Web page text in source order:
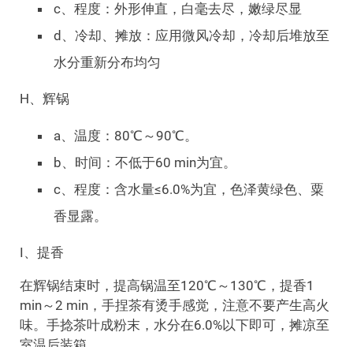
c、程度：外形伸直，白毫去尽，嫩绿尽显
d、冷却、摊放：应用微风冷却，冷却后堆放至
水分重新分布均匀
H、辉锅
a、温度：80℃～90℃。
b、时间：不低于60 min为宜。
c、程度：含水量≤6.0%为宜，色泽黄绿色、粟
香显露。
I、提香
在辉锅结束时，提高锅温至120℃～130℃，提香1
min～2 min，手捏茶有烫手感觉，注意不要产生高火
味。手捻茶叶成粉末，水分在6.0%以下即可，摊凉至